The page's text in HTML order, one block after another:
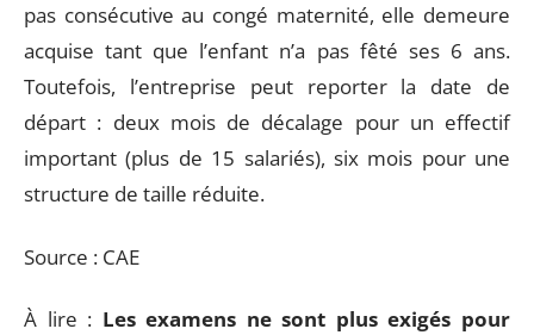
pas consécutive au congé maternité, elle demeure
acquise tant que l’enfant n’a pas fêté ses 6 ans.
Toutefois, l’entreprise peut reporter la date de
départ : deux mois de décalage pour un effectif
important (plus de 15 salariés), six mois pour une
structure de taille réduite.
Source : CAE
À lire : Les examens ne sont plus exigés pour